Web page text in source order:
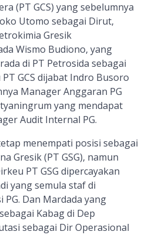
(PT GCS) yang sebelumnya
Utomo sebagai Dirut,
Gresik
Wismo Budiono, yang
di PT Petrosida sebagai
GCS dijabat Indro Busoro
Manager Anggaran PG
yang mendapat
Audit Internal PG.
menempati posisi sebagai
Gresik (PT GSG), namun
PT GSG dipercayakan
yang semula staf di
Dan Mardada yang
Kabag di Dep
sebagai Dir Operasional